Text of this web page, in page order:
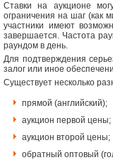
Ставки на аукционе
ограничения на шаг (как
участники имеют
завершается. Частота
раундом в день.
Для подтверждения
залог или иное
Существует несколько
прямой (английский);
аукцион первой цены;
аукцион второй цены;
обратный оптовый